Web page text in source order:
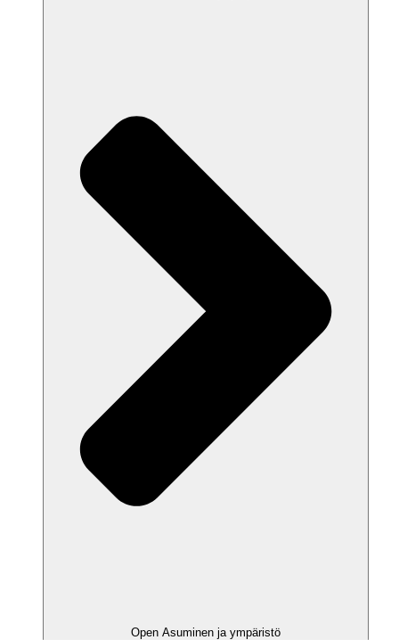
Open Asuminen ja ympäristö